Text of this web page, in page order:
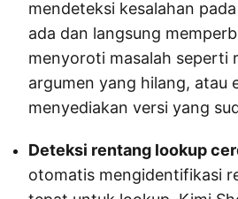
mendeteksi kesalahan
ada dan langsung
menyoroti masalah seperti
argumen yang hilang, atau
menyediakan versi yang
Deteksi rentang lookup
otomatis mengidentifikasi